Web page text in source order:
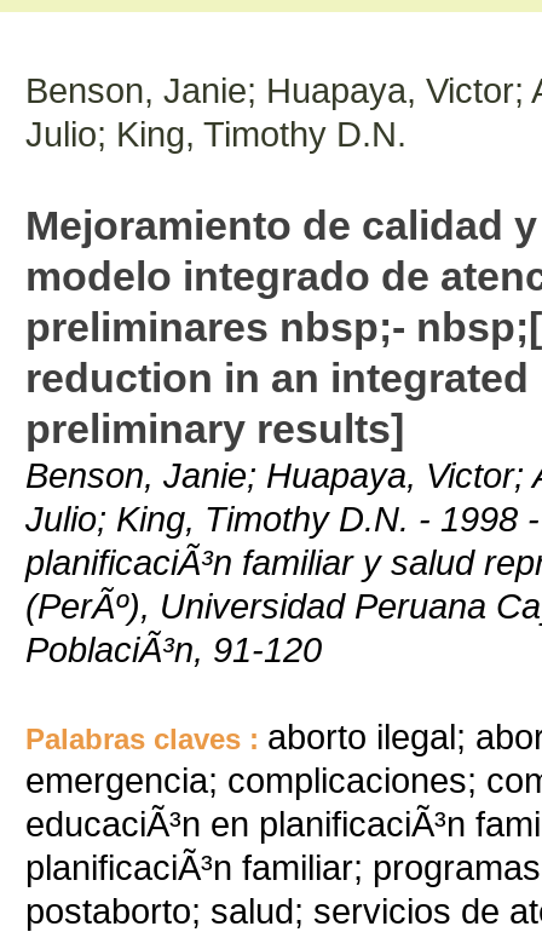
Benson, Janie; Huapaya, Victor;
Julio; King, Timothy D.N.
Mejoramiento de calidad
modelo integrado de
preliminares nbsp;-
reduction in an
preliminary results]
Benson, Janie; Huapaya, Victor;
Julio; King, Timothy D.N. - 1998
planificaciÃ³n familiar y salud
(PerÃº), Universidad Peruana
PoblaciÃ³n, 91-120
Palabras claves : aborto ilegal;
emergencia; complicaciones;
educaciÃ³n en planificaciÃ³n
planificaciÃ³n familiar;
postaborto; salud; servicios de